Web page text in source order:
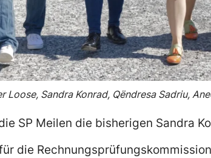
Loose, Sandra Konrad, Qëndresa Sadriu,
SP Meilen die bisherigen Sandra
die